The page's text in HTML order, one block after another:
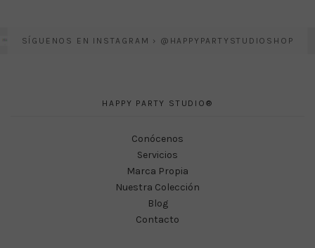
SÍGUENOS EN INSTAGRAM › @HAPPYPARTYSTUDIOSHOP
HAPPY PARTY STUDIO®
Conócenos
Servicios
Marca Propia
Nuestra Colección
Blog
Contacto